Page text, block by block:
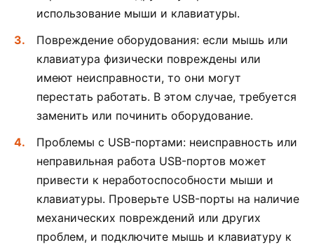
использование мыши и клавиатуры.
Повреждение оборудования: если мышь или
клавиатура физически повреждены или
имеют неисправности, то они могут
перестать работать. В этом случае, требуется
заменить или починить оборудование.
Проблемы с USB-портами: неисправность или
неправильная работа USB-портов может
привести к неработоспособности мыши и
клавиатуры. Проверьте USB-порты на наличие
механических повреждений или других
проблем, и подключите мышь и клавиатуру к